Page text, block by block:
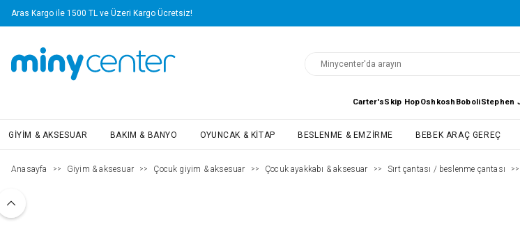
Aras Kargo ile 1500 TL ve Üzeri Kargo Ücretsiz!
Carter'sSkip HopOshkosh BoboliStephen
GIYIM & AKSESUAR BAKIM & BANYO OYUNCAK & KITAP BESLENME & EMZIRME BEBEK ARAÇ GEREÇ
Anasayfa >> Giyim & aksesuar >> Çocuk giyim & aksesuar >> Çocuk ayakkabı & aksesuar >> Sırt çantası / beslenme çantası >>